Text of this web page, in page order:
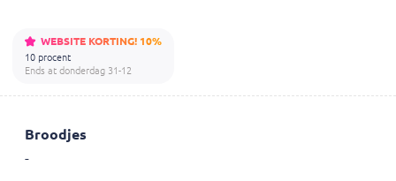
WEBSITE KORTING! 10%
10 procent
Ends at donderdag 31-12
Broodjes
-